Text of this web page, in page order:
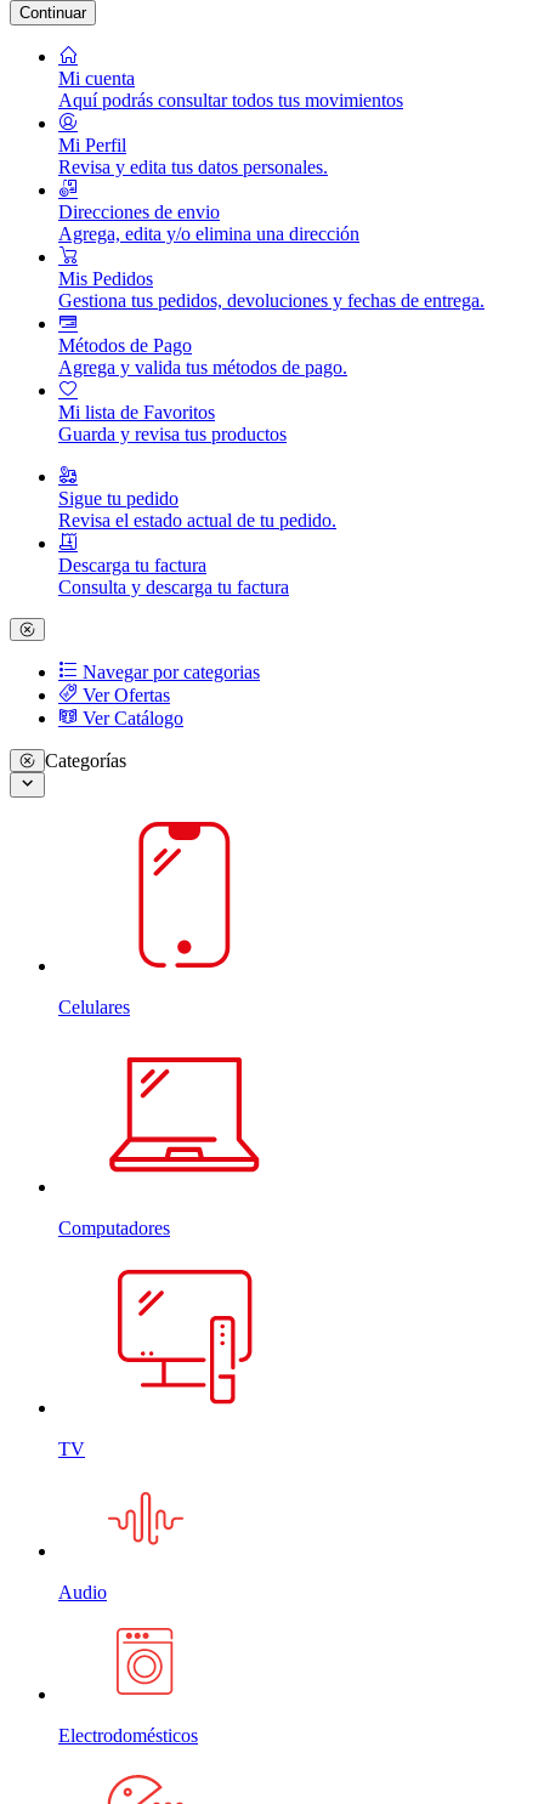
Continuar
Mi cuenta
Aquí podrás consultar todos tus movimientos
Mi Perfil
Revisa y edita tus datos personales.
Direcciones de envio
Agrega, edita y/o elimina una dirección
Mis Pedidos
Gestiona tus pedidos, devoluciones y fechas de entrega.
Métodos de Pago
Agrega y valida tus métodos de pago.
Mi lista de Favoritos
Guarda y revisa tus productos
Sigue tu pedido
Revisa el estado actual de tu pedido.
Descarga tu factura
Consulta y descarga tu factura
Navegar por categorias
Ver Ofertas
Ver Catálogo
Categorías
Celulares
Computadores
TV
Audio
Electrodomésticos